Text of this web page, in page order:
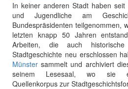
In keiner anderen Stadt haben
und Jugendliche am
Bundespräsidenten teilgenommen,
letzten knapp 50 Jahren
Arbeiten, die auch
Stadtgeschichte neu erschlossen
Münstersammelt und archiviert
seinem Lesesaal, wo sie
Quellenkorpus zur